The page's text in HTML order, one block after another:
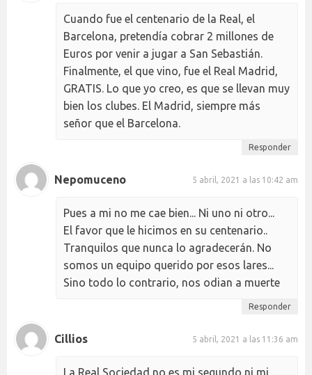
Cuando fue el centenario de la Real, el
Barcelona, pretendía cobrar 2 millones de
Euros por venir a jugar a San Sebastián.
Finalmente, el que vino, fue el Real Madrid,
GRATIS. Lo que yo creo, es que se llevan muy
bien los clubes. El Madrid, siempre más
señor que el Barcelona.
Responder
Nepomuceno 5 abril, 2021 a las 10:42 am
Pues a mi no me cae bien... Ni uno ni otro...
El favor que le hicimos en su centenario..
Tranquilos que nunca lo agradecerán. No
somos un equipo querido por esos lares...
Sino todo lo contrario, nos odian a muerte
Responder
Cillios 5 abril, 2021 a las 11:36 am
La Real Sociedad no es mi segundo ni mi